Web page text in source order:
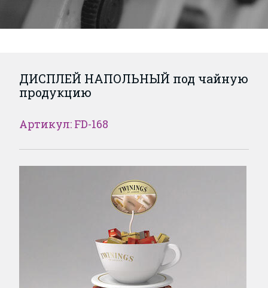
ДИСПЛЕЙ НАПОЛЬНЫЙ под чайную
продукцию
Артикул: FD-168